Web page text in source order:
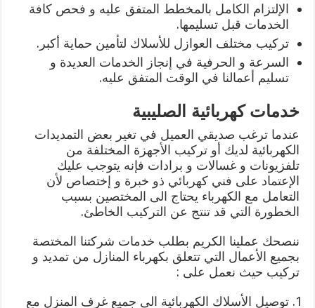
الإلتزام الكامل بالمخطط المتفق عليه و فحص كافة
الخدمات قبل تسليمها.
تركيب مختلف العوازل للأسلاك لتأمين حماية أكبر.
السرعة و الحرفية في إنجاز الخدمات العديدة و
تسليم أعمالنا في الوقت المتفق عليه.
خدمات كهربائية الصليبية
عندما ترغب صديقي العميل في تغير بعض التمديدات
الكهربائية لديك أو تركيب الأجهزة المختلفة من
تلفزيونات و غسالات و برادات فإنه يتوجب عليك
الإعتماد على فني كهربائي ذو خبرة و إختصاص لأن
التعامل مع الكهرباء يحتاج الى المختصين بسبب
الخطورة التي قد تنتج عن التركيب الخاطئ.
ننصحك عملينا الكريم بطلب خدمات شركتنا المختصة
بجميع الأعمال التي تتعلق بكهرباء المنازل من تمديد و
تركيب حيث نعمل على :
توصيل الأسلاك الكهربائية الى جميع غرف المنزل مع